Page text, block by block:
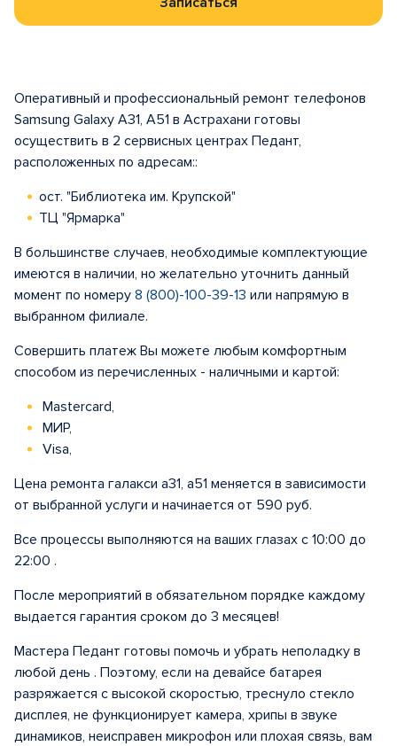
Оперативный и профессиональный ремонт телефонов
Samsung Galaxy A31, A51 в Астрахани готовы
осуществить в 2 сервисных центрах Педант,
расположенных по адресам::
ост. "Библиотека им. Крупской"
ТЦ "Ярмарка"
В большинстве случаев, необходимые комплектующие
имеются в наличии, но желательно уточнить данный
момент по номеру 8 (800)-100-39-13 или напрямую в
выбранном филиале.
Совершить платеж Вы можете любым комфортным
способом из перечисленных - наличными и картой:
Mastercard,
МИР,
Visa,
Цена ремонта галакси а31, а51 меняется в зависимости
от выбранной услуги и начинается от 590 руб.
Все процессы выполняются на ваших глазах с 10:00 до
22:00 .
После мероприятий в обязательном порядке каждому
выдается гарантия сроком до 3 месяцев!
Мастера Педант готовы помочь и убрать неполадку в
любой день . Поэтому, если на девайсе батарея
разряжается с высокой скоростью, треснуло стекло
дисплея, не функционирует камера, хрипы в звуке
динамиков, неисправен микрофон или плохая связь, вам